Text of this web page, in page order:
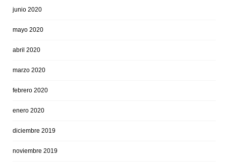
junio 2020
mayo 2020
abril 2020
marzo 2020
febrero 2020
enero 2020
diciembre 2019
noviembre 2019